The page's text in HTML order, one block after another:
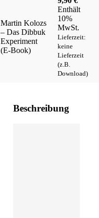
Martin Kolozs
– Das Dibbuk
Experiment
(E-Book)
Enthält
10%
MwSt.
Lieferzeit:
keine
Lieferzeit
(z.B.
Download)
Beschreibung